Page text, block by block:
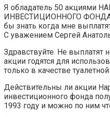
Я обладатель 50 акциями
ИНВЕСТИЦИОННОГО ФОНДА
бы знать когда мне
С уважением Сергей
Здравствуйте. Не выплатят
акции годятся для
только в качестве
Действительны ли акции
инвестиционного фонда
1993 году и можно по ним